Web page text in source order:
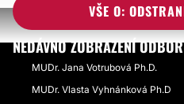
VŠE O:
NEDÁVNO ZOBRAZENÍ
MUDr. Jana Votrubová Ph.D.
MUDr. Vlasta Vyhnánková Ph.D